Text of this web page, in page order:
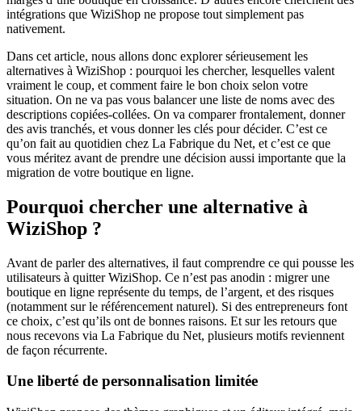
intégrations que WiziShop ne propose tout simplement pas
nativement.
Dans cet article, nous allons donc explorer sérieusement les
alternatives à WiziShop : pourquoi les chercher, lesquelles valent
vraiment le coup, et comment faire le bon choix selon votre
situation. On ne va pas vous balancer une liste de noms avec des
descriptions copiées-collées. On va comparer frontalement, donner
des avis tranchés, et vous donner les clés pour décider. C’est ce
qu’on fait au quotidien chez La Fabrique du Net, et c’est ce que
vous méritez avant de prendre une décision aussi importante que la
migration de votre boutique en ligne.
Pourquoi chercher une alternative à
WiziShop ?
Avant de parler des alternatives, il faut comprendre ce qui pousse les
utilisateurs à quitter WiziShop. Ce n’est pas anodin : migrer une
boutique en ligne représente du temps, de l’argent, et des risques
(notamment sur le référencement naturel). Si des entrepreneurs font
ce choix, c’est qu’ils ont de bonnes raisons. Et sur les retours que
nous recevons via La Fabrique du Net, plusieurs motifs reviennent
de façon récurrente.
Une liberté de personnalisation limitée